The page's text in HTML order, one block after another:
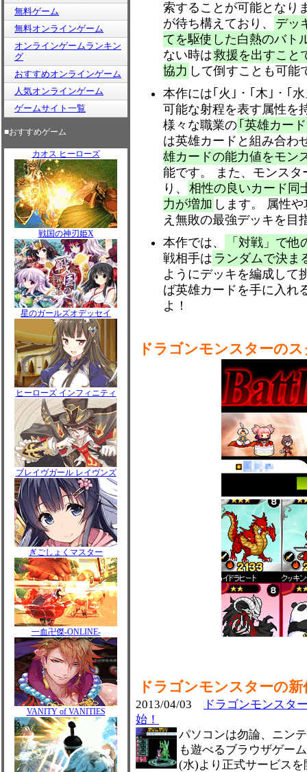
無料ゲーム
無料オンラインゲーム
オンラインゲームランキン
グ
おすすめオンラインゲーム
人気オンラインゲーム
ゲームサイト一覧
■おすすめゲーム
カオス ヒーローズ
戦国の神刃姫X
星のガールズオデッセイ
ヒーローズ インフィニティ
ブレイヴガール レイヴンズ
ぎごしょくマスター
一血卍傑-ONLINE-
VANITY of VANITIES
索することが可能となり
が待ち構えており、
デッ
てを駆使した白熱のバト
ない時は救援を出すこと
協力 して倒すことも可能
本作には｢火｣・｢木｣・｢
可能な射程を表す属性を
様々な職業の ｢英雄カー
は英雄カードと組み合わ
雄カードの能力値をモン
能です。 また、モンス
り、 相性の良いカード同
力が増加 します。 属性
え無敗の最強デッキを目
本作では、
「対戦」で
戦相手は ランダムで決ま
ようにデッキを編成して
ば英雄カードを手に入れ
よ！
ドラゴンモンスターの
ドラゴンモンスターの
2013/04/03
ドラゴンモンスタ
始！
パソコンは勿論、ニン
も遊べるブラウザゲー
(水)より正式サービス